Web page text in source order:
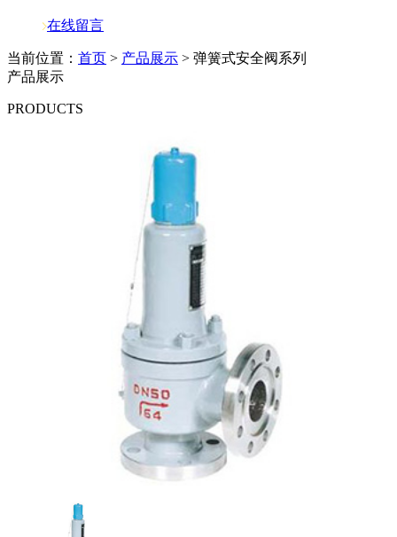
在线留言
当前位置： 首页 > 产品展示 > 弹簧式安全阀系列
产品展示
PRODUCTS